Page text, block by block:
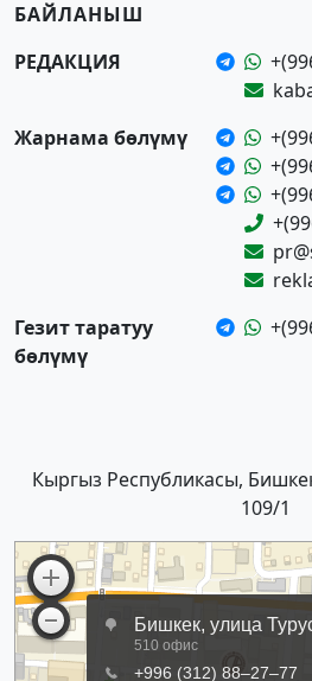
БАЙЛАНЫШ
РЕДАКЦИЯ
Жарнама бөлүмү
Гезит таратуу
бөлүмү
Кыргыз Республикасы,
109/1